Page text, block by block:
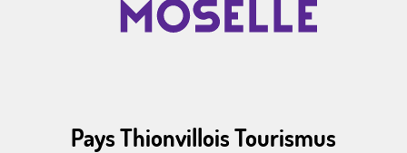
Pays Thionvillois Tourismus